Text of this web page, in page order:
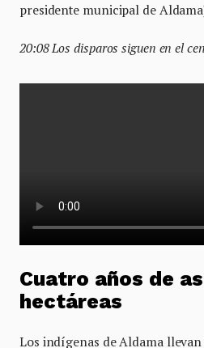
presidente municipal de
20:08 Los disparos siguen en el
Cuatro años de
hectáreas
Los indígenas de Aldama